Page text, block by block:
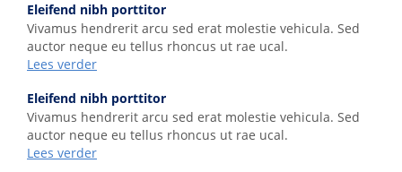
Eleifend nibh porttitor
Vivamus hendrerit arcu sed erat molestie vehicula. Sed
auctor neque eu tellus rhoncus ut rae ucal.
Lees verder
Eleifend nibh porttitor
Vivamus hendrerit arcu sed erat molestie vehicula. Sed
auctor neque eu tellus rhoncus ut rae ucal.
Lees verder